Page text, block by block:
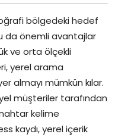
bölgedeki hedef
da önemli avantajlar
ve orta ölçekli
yerel arama
almayı mümkün kılar.
müşteriler tarafından
kelime
kaydı, yerel içerik